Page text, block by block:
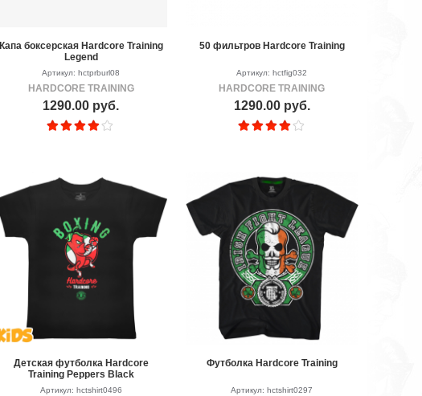
Капа боксерская Hardcore Training
Legend
Артикул: hctprburl08
HARDCORE TRAINING
1290.00 руб.
50 фильтров Hardcore Training
Артикул: hctfig032
HARDCORE TRAINING
1290.00 руб.
Детская футболка Hardcore
Training Peppers Black
Артикул: hctshirt0496
Футболка Hardcore Training
Артикул: hctshirt0297